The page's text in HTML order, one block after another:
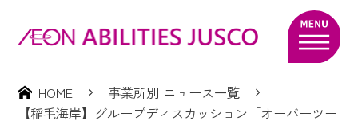
HOME
事業所別 ニュース一覧
【稲毛海岸】グループディスカッション「オーバーツー